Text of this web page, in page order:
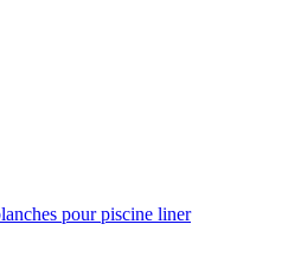
pour piscine liner